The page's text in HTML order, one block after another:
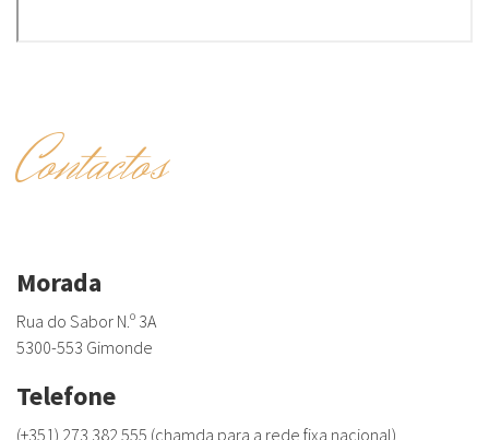
Contactos
Morada
Rua do Sabor N.º 3A
5300-553 Gimonde
Telefone
(+351) 273 382 555 (chamda para a rede fixa nacional)